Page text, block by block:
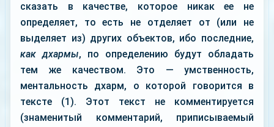
сказать в качестве, которое никак ее не
определяет, то есть не отделяет от (или не
выделяет из) других объектов, ибо последние,
как дхармы, по определению будут обладать
тем же качеством. Это — умственность,
ментальность дхарм, о которой говорится в
тексте (1). Этот текст не комментируется
(знаменитый комментарий, приписываемый